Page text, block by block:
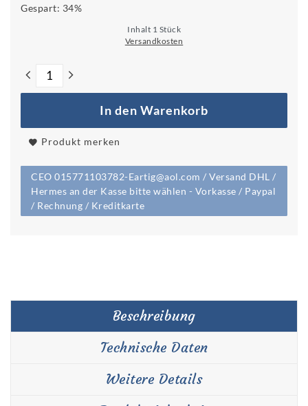
Gespart: 34%
Inhalt 1 Stück
Versandkosten
In den Warenkorb
Produkt merken
CEO 015771103782-Eartig@aol.com / Versand DHL /
Hermes an der Kasse bitte wählen - Vorkasse / Paypal
/ Rechnung / Kreditkarte
Beschreibung
Technische Daten
Weitere Details